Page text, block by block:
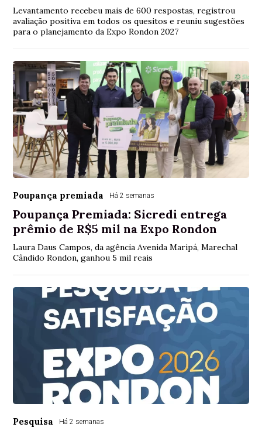
Levantamento recebeu mais de 600 respostas, registrou
avaliação positiva em todos os quesitos e reuniu sugestões
para o planejamento da Expo Rondon 2027
Poupança premiada Há 2 semanas
Poupança Premiada: Sicredi entrega
prêmio de R$5 mil na Expo Rondon
Laura Daus Campos, da agência Avenida Maripá, Marechal
Cândido Rondon, ganhou 5 mil reais
Pesquisa Há 2 semanas